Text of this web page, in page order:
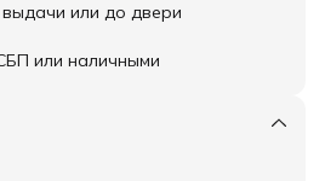
или до двери
или наличными